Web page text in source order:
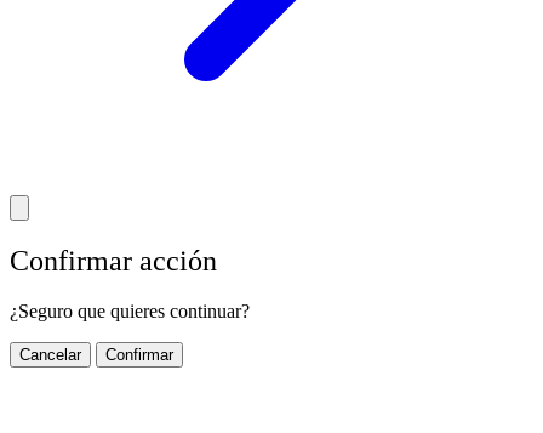
Confirmar acción
¿Seguro que quieres continuar?
Cancelar Confirmar